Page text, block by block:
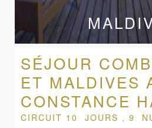
SÉJOUR
ET MALDIVES
CONSTANCE
CIRCUIT 10 JOURS , 9